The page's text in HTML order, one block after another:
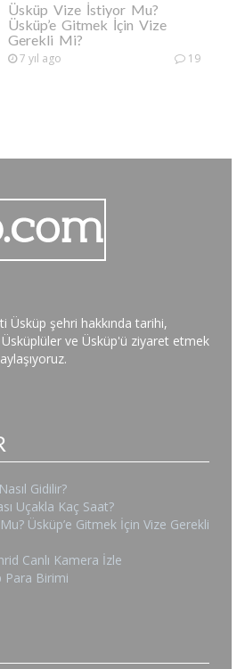
Üsküp Vize İstiyor Mu?
Üsküp’e Gitmek İçin Vize
Gerekli Mi?
7 yıl ago 19
Üsküp şehri hakkında tarihi,
ve Üsküp'ü ziyaret etmek
Gidilir?
Uçakla Kaç Saat?
Üsküp’e Gitmek İçin Vize Gerekli
Canlı Kamera İzle
Para Birimi